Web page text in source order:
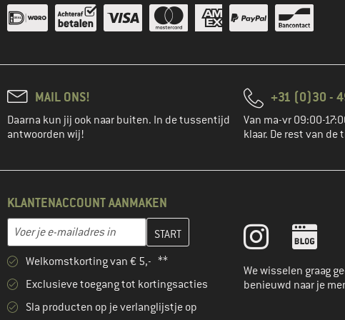
MAIL ONS!
Daarna kun jij ook naar buiten. In de tussentijd
antwoorden wij!
+31 (0)30 -
Van ma-vr 09:00-
klaar. De rest van
KLANTENACCOUNT AANMAKEN
E-mailadres
Vul je e-mailadres hier in en maak in de volgende stap je
Welkomstkorting van € 5,- **
Exclusieve toegang tot kortingsacties
Sla producten op je verlanglijstje op
We wisselen graag
benieuwd naar je